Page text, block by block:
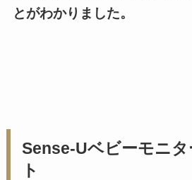
とがわかりました。
Sense-Uベビーモニ
ト